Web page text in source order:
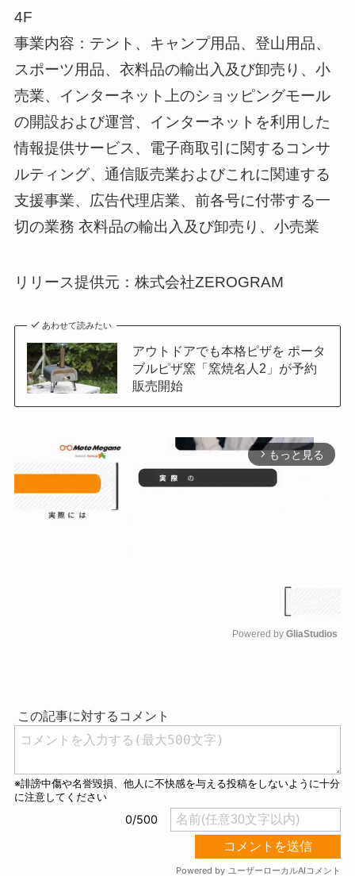
4F
事業内容：テント、キャンプ用品、登山用品、
スポーツ用品、衣料品の輸出入及び卸売り、小
売業、インターネット上のショッピングモール
の開設および運営、インターネットを利用した
情報提供サービス、電子商取引に関するコンサ
ルティング、通信販売業およびこれに関連する
支援事業、広告代理店業、前各号に付帯する一
切の業務 衣料品の輸出入及び卸売り、小売業
リリース提供元：株式会社ZEROGRAM
あわせて読みたい
アウトドアでも本格ピザを ポータ
ブルピザ窯「窯焼名人2」が予約
販売開始
arrow_forward_ios もっと見る
Powered by GliaStudios